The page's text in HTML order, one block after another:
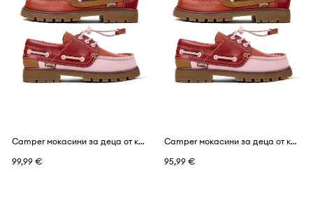
Camper мокасини за деца от кожа Compas Kids TWS
99,99 €
Camper мокасини за деца от кожа Compas Kids TWS
95,99 €